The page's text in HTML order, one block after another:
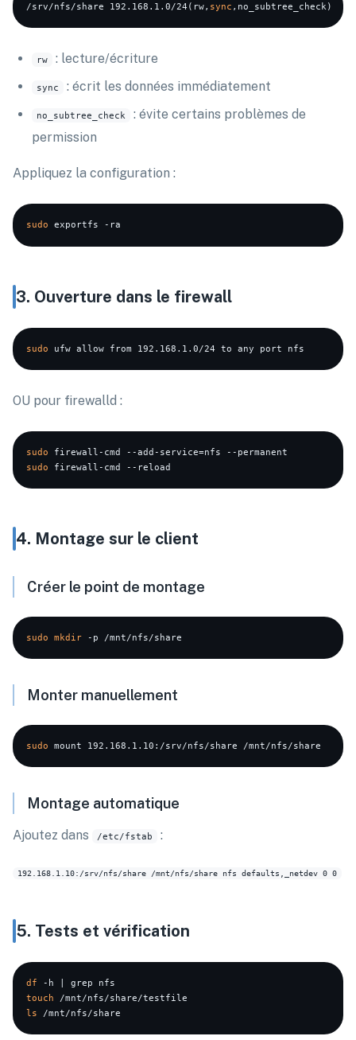
/srv/nfs/share 192.168.1.0/24(rw, sync
rw : lecture/écriture
sync : écrit les données immédiatement
no_subtree_check
: évite certains problèmes de
permission
Appliquez la configuration :
sudo
3. Ouverture dans le firewall
sudo
OU pour firewalld :
sudo
sudo
4. Montage sur le client
Créer le point de montage
sudo mkdir
Monter manuellement
sudo
Montage automatique
Ajoutez dans /etc/fstab :
5. Tests et vérification
df
touch
ls